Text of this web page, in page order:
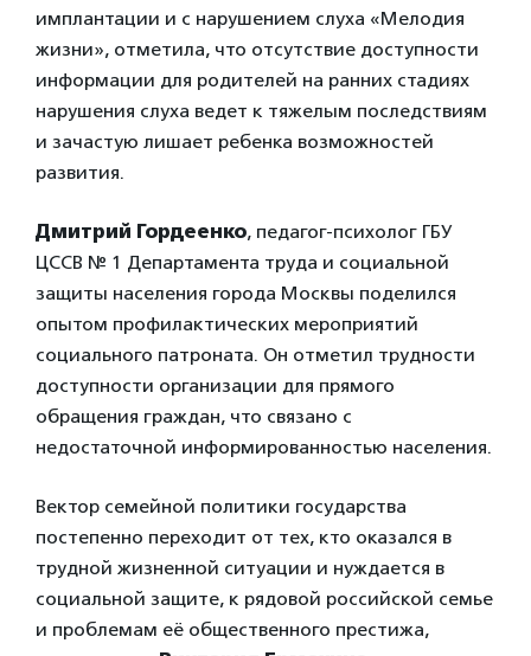
имплантации и с нарушением слуха «Мелодия
жизни», отметила, что отсутствие доступности
информации для родителей на ранних стадиях
нарушения слуха ведет к тяжелым последствиям
и зачастую лишает ребенка возможностей
развития.
Дмитрий Гордеенко, педагог-психолог ГБУ
ЦССВ № 1 Департамента труда и социальной
защиты населения города Москвы поделился
опытом профилактических мероприятий
социального патроната. Он отметил трудности
доступности организации для прямого
обращения граждан, что связано с
недостаточной информированностью населения.
Вектор семейной политики государства
постепенно переходит от тех, кто оказался в
трудной жизненной ситуации и нуждается в
социальной защите, к рядовой российской семье
и проблемам её общественного престижа,